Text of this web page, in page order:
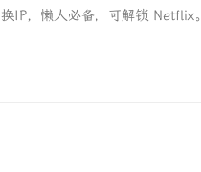
换IP，懒人必备，可解锁 Netflix。